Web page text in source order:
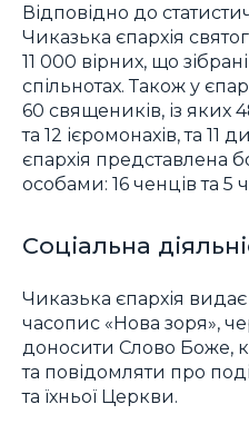
Відповідно до
Чиказька єпархія
11 000 вірних, що
спільнотах. Також у
60 священиків, із яких
та 12 ієромонахів, та 11
єпархія представлена
особами: 16 ченців та 5
Соціальна
Чиказька єпархія
часопис «Нова зоря»,
доносити Слово Боже,
та повідомляти про
та їхньої Церкви.